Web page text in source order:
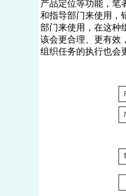
产品定位等功能，笔
和指导部门来使用，
部门来使用，在这种
该会更合理、更有效
组织任务的执行也会